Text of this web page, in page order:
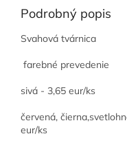
Podrobný popis
Svahová tvárnica
farebné prevedenie
sivá - 3,65 eur/ks
červená,
eur/ks